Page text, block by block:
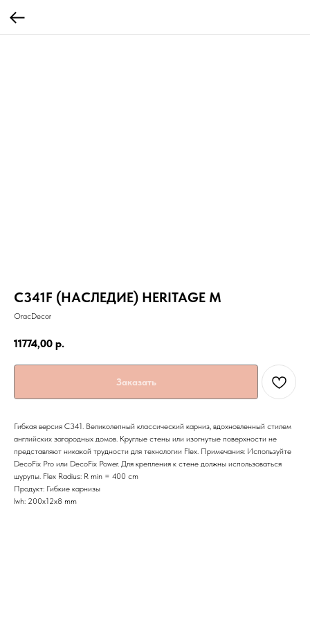
C341F (НАСЛЕДИЕ) HERITAGE M
OracDecor
11774,00 р.
Заказать
Гибкая версия C341. Великолепный классический карниз, вдохновленный стилем
английских загородных домов. Круглые стены или изогнутые поверхности не
представляют никакой трудности для технологии Flex. Примечания: Используйте
DecoFix Pro или DecoFix Power. Для крепления к стене должны использоваться
шурупы. Flex Radius: R min = 400 cm
Продукт: Гибкие карнизы
lwh: 200x12x8 mm